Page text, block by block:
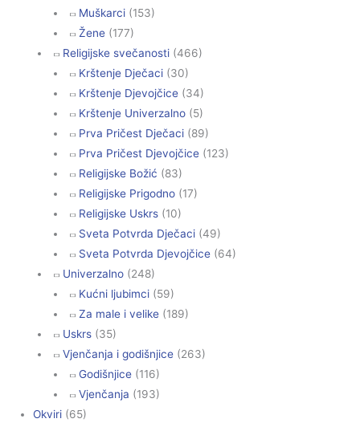
Muškarci (153)
Žene (177)
Religijske svečanosti (466)
Krštenje Dječaci (30)
Krštenje Djevojčice (34)
Krštenje Univerzalno (5)
Prva Pričest Dječaci (89)
Prva Pričest Djevojčice (123)
Religijske Božić (83)
Religijske Prigodno (17)
Religijske Uskrs (10)
Sveta Potvrda Dječaci (49)
Sveta Potvrda Djevojčice (64)
Univerzalno (248)
Kućni ljubimci (59)
Za male i velike (189)
Uskrs (35)
Vjenčanja i godišnjice (263)
Godišnjice (116)
Vjenčanja (193)
Okviri (65)